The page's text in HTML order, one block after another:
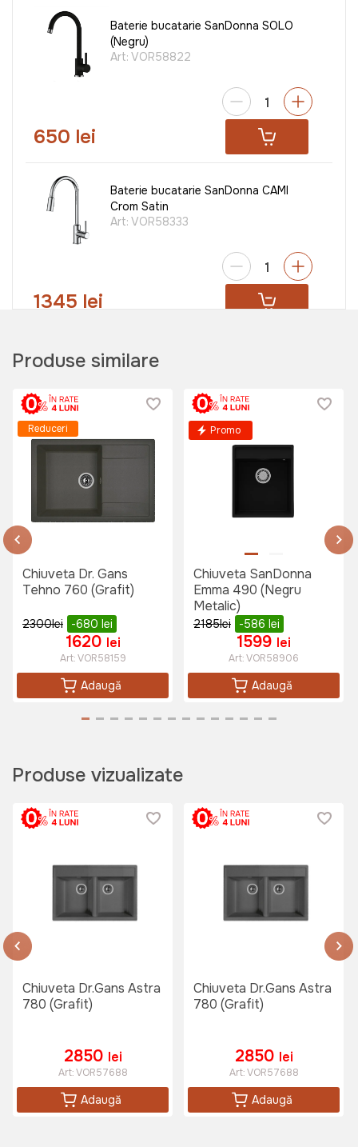
Baterie bucatarie SanDonna SOLO
(Negru)
Art: VOR58822
650 lei
Baterie bucatarie SanDonna CAMI
Crom Satin
Art: VOR58333
1345 lei
Baterie bucatarie SanDonna
DOROTA (Negru total)
Baterie bucatarie Sandonna NERA
1250 lei
Baterie bucatarie SanDonna
CHARLOTTE (Negru total)
1995 lei
(negru/elem:aurii)
Art:F7103N
Baterie bucatarie Sandonna NERA
1250 lei
Produse similare
Reduceri
Chiuveta Dr. Gans
Tehno 760 (Grafit)
2300lei -680 lei
1620 lei
Art:VOR58159
Adaugă
Promo
Chiuveta SanDonna
Emma 490 (Negru
Metalic)
2185lei -586 lei
1599 lei
Art:VOR58906
Adaugă
Produse vizualizate
Сhiuveta Dr.Gans Astra
780 (Grafit)
2850 lei
Art:VOR57688
Adaugă
Сhiuveta Dr.Gans Astra
780 (Grafit)
2850 lei
Art:VOR57688
Adaugă